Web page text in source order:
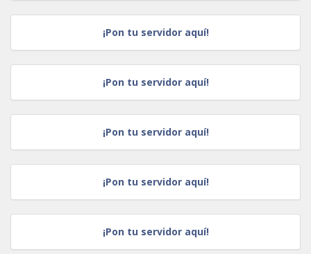
¡Pon tu servidor aquí!
¡Pon tu servidor aquí!
¡Pon tu servidor aquí!
¡Pon tu servidor aquí!
¡Pon tu servidor aquí!